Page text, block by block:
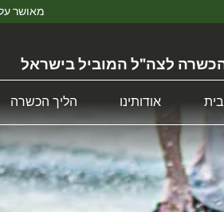
מאושר
לצה"ל המוביל בישראל
אודותינו הליך הכשרה